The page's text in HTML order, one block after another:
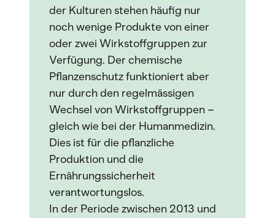
der Kulturen stehen häufig nur
noch wenige Produkte von einer
oder zwei Wirkstoffgruppen zur
Verfügung. Der chemische
Pflanzenschutz funktioniert aber
nur durch den regelmässigen
Wechsel von Wirkstoffgruppen –
gleich wie bei der Humanmedizin.
Dies ist für die pflanzliche
Produktion und die
Ernährungssicherheit
verantwortungslos.
In der Periode zwischen 2013 und